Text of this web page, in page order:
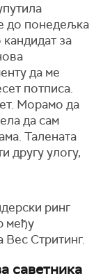
до понедељка
кандидат за
да ме
потписа.
Морамо да
да сам
Талената
другу улогу,
ринг
међу
Вес Стритинг.
саветника